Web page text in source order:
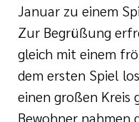
Januar zu einem
Zur Begrüßung
gleich mit einem
dem ersten Spiel
einen großen Kreis
Bewohner nahmen